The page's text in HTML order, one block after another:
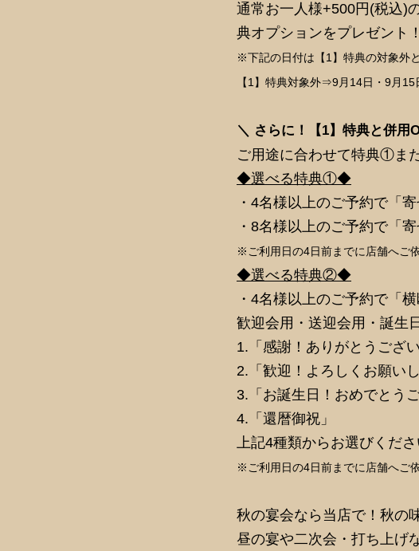
通常お一人様+500円(税込)
典オプションをプレゼント！
※下記の日付は【1】特典の対象外
【1】特典対象外⇒9月14日・9月
＼ さらに！【1】特典と併用
ご用途に合わせて特典①ま
◆選べる特典①◆
・4名様以上のご予約で「
・8名様以上のご予約で「
※ご利用日の4日前までに店舗へご
◆選べる特典②◆
・4名様以上のご予約で「
歓迎会用・送迎会用・誕生
1.「感謝！ありがとうござい
2.「歓迎！よろしくお願いし
3.「お誕生日！おめでとう
4.「還暦御祝」
上記4種類からお選びくださ
※ご利用日の4日前までに店舗へご
秋の宴会なら当店で！秋の
昼の宴や二次会・打ち上げ